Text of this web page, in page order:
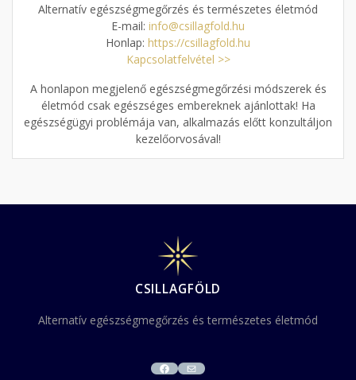
Alternatív egészségmegőrzés és természetes életmód
E-mail: info@csillagfold.hu
Honlap: https://csillagfold.hu
Kapcsolatfelvétel >>
A honlapon megjelenő egészségmegőrzési módszerek és
életmód csak egészséges embereknek ajánlottak! Ha
egészségügyi problémája van, alkalmazás előtt konzultáljon
kezelőorvosával!
CSILLAGFÖLD
Alternatív egészségmegőrzés és természetes életmód
FACEBOOK
MAIL